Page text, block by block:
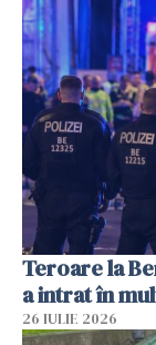
Teroare la
a intrat în
26 IULIE 2026